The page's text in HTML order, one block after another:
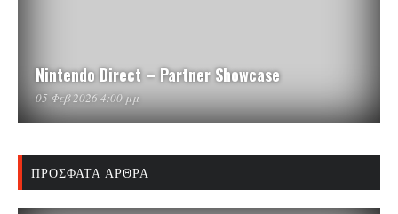
Nintendo Direct – Partner Showcase
05 Φεβ 2026 4:00 μμ
ΠΡΌΣΦΑΤΑ ΆΡΘΡΑ